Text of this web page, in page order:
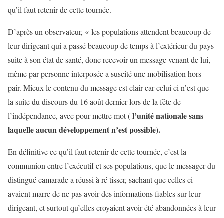
qu’il faut retenir de cette tournée.
D’après un observateur, « les populations attendent beaucoup de
leur dirigeant qui a passé beaucoup de temps à l’extérieur du pays
suite à son état de santé, donc recevoir un message venant de lui,
même par personne interposée a suscité une mobilisation hors
pair. Mieux le contenu du message est clair car celui ci n’est que
la suite du discours du 16 août dernier lors de la fête de
l’indépendance, avec pour mettre mot (l’unité nationale sans
laquelle aucun développement n’est possible).
En définitive ce qu’il faut retenir de cette tournée, c’est la
communion entre l’exécutif et ses populations, que le messager du
distingué camarade a réussi à ré tisser, sachant que celles ci
avaient marre de ne pas avoir des informations fiables sur leur
dirigeant, et surtout qu’elles croyaient avoir été abandonnées à leur